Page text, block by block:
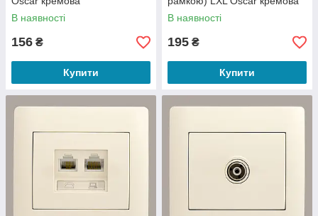
В наявності
156 ₴
Купити
В наявності
195 ₴
Купити